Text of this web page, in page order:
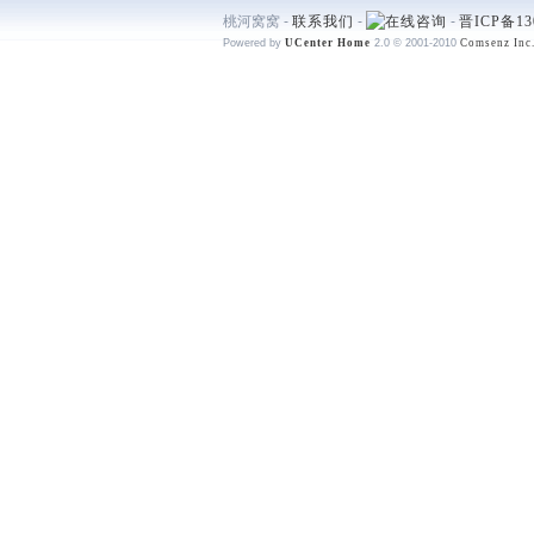
桃河窝窝 - 联系我们 - - 晋ICP备
Powered by UCenter Home 2.0 © 2001-2010 Comsenz Inc.